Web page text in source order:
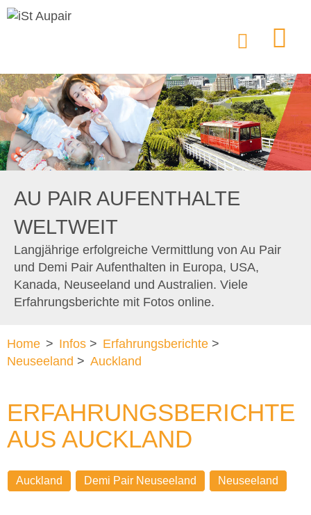
AU PAIR AUFENTHALTE
WELTWEIT
Langjährige erfolgreiche Vermittlung von Au Pair
und Demi Pair Aufenthalten in Europa, USA,
Kanada, Neuseeland und Australien. Viele
Erfahrungsberichte mit Fotos online.
Home > Infos > Erfahrungsberichte >
Neuseeland > Auckland
ERFAHRUNGSBERICHTE
AUS AUCKLAND
Auckland Demi Pair Neuseeland Neuseeland